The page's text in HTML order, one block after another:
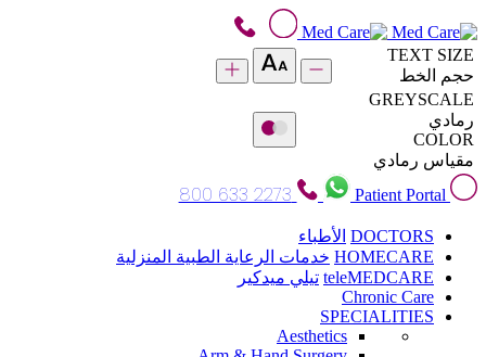
TEXT SIZE
حجم الخط
GREYSCALE
رمادي
COLOR
مقياس رمادي
Patient Portal
800 633 2273
DOCTORS الأطباء
HOMECARE خدمات الرعاية الطبية المنزلية
teleMEDCARE تيلي ميدكير
Chronic Care
SPECIALITIES
Aesthetics